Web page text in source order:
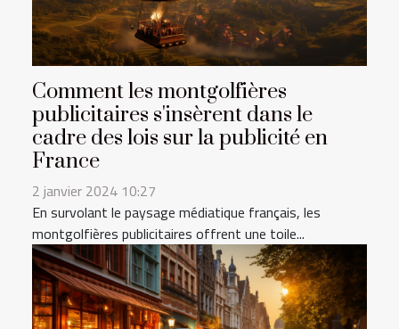
Comment les montgolfières
publicitaires s'insèrent dans le
cadre des lois sur la publicité en
France
2 janvier 2024 10:27
En survolant le paysage médiatique français, les
montgolfières publicitaires offrent une toile...